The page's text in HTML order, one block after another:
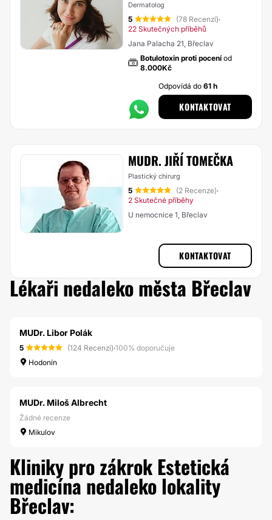
Dermatolog
5 (78 Recenzí)·
22 Skutečných příběhů
Jana Palacha 21, Břeclav
Botulotoxin proti poceníod
8.000Kč
Odpovídá do61 h
KONTAKTOVAT
MUDR. JIŘÍ TOMEČKA
Plastický chirurg
5 (2 Recenze)·
2 Skutečné příběhy
U nemocnice 1, Břeclav
KONTAKTOVAT
Lékaři nedaleko města Břeclav
MUDr. Libor Polák
5 (124 Recenzí)·100% doporučuje
Hodonín
MUDr. Miloš Albrecht
Žádné recenze
Mikulov
Kliniky pro zákrok Estetická
medicína nedaleko lokality
Břeclav: